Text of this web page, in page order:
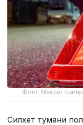
Фото: Мақсат
Силхет тумани